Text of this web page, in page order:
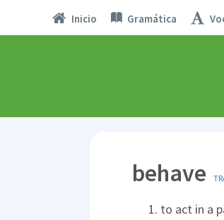
Inicio Gramática
behave
to act in a